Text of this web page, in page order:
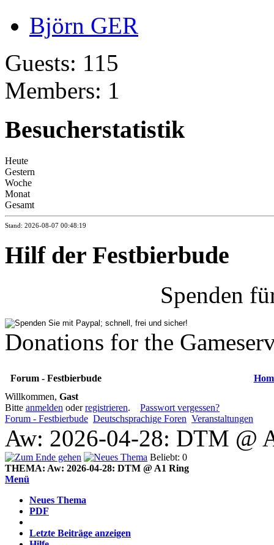
Björn GER
Guests: 115
Members: 1
Besucherstatistik
Heute
Gestern
Woche
Monat
Gesamt
Stand: 2026-08-07 00:48:19
Hilf der Festbierbude
Spenden
Donations for the
Forum - Festbierbude
Willkommen, Gast
Bitte anmelden oderregistrieren. Passwort vergessen?
Forum - Festbierbude Deutschsprachige Foren Veranstaltungen
Aw: 2026-04-28: DTM @
Beliebt: 0
THEMA: Aw: 2026-04-28: DTM @ A1 Ring
Menü
Neues Thema
PDF
Letzte Beiträge anzeigen